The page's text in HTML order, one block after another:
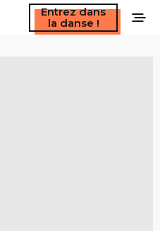
Entrez dans
la danse !